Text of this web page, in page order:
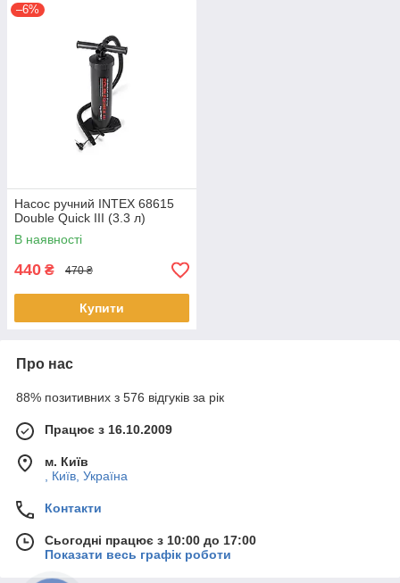
–6%
Насос ручний INTEX 68615
Double Quick III (3.3 л)
В наявності
440 ₴ 470 ₴
Купити
Про нас
88% позитивних з 576 відгуків за рік
Працює з 16.10.2009
м. Київ
, Київ, Україна
Контакти
Сьогодні працює з 10:00 до 17:00
Показати весь графік роботи